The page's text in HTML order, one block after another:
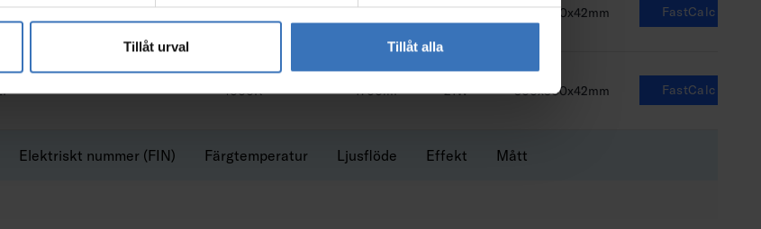
Tillåt urval Tillåt alla
3000K 1700lm 21W 300x300x42mm FastCalc
4000K 1700lm 21W 300x300x42mm FastCalc
Elektriskt nummer (FIN) Färgtemperatur Ljusflöde Effekt Mått